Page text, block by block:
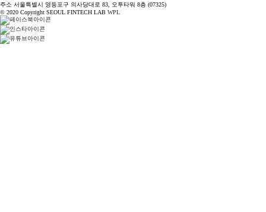
주소 서울특별시 영등포구 의사당대로 83, 오투타워 8층 (07325)
© 2020 Copyright SEOUL FINTECH LAB WPL